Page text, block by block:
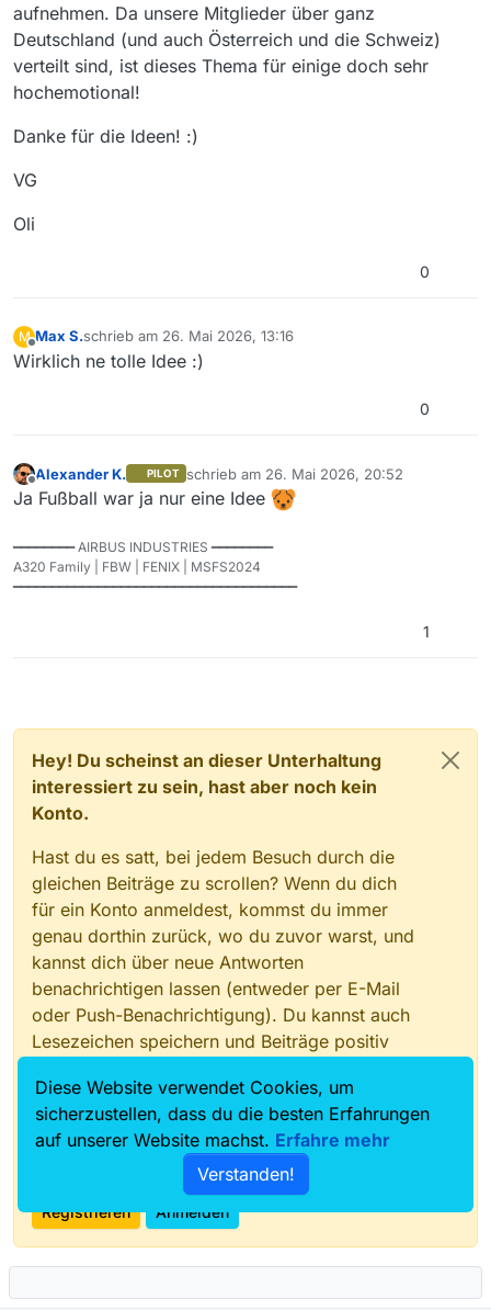
aufnehmen. Da unsere Mitglieder über ganz
Deutschland (und auch Österreich und die Schweiz)
verteilt sind, ist dieses Thema für einige doch sehr
hochemotional!
Danke für die Ideen! :)
VG
Oli
0
M
Offline
Max S.schrieb am 26. Mai 2026, 13:16
zuletzt editiert von
Wirklich ne tolle Idee :)
0
Offline
Alexander K. PILOT schrieb am 26. Mai 2026, 20:52
zuletzt editiert von
Ja Fußball war ja nur eine Idee
━━━━━━━━ AIRBUS INDUSTRIES ━━━━━━━━
A320 Family | FBW | FENIX | MSFS2024
━━━━━━━━━━━━━━━━━━━━━━━━━━━━━━━━━━━━━
1
Hey! Du scheinst an dieser Unterhaltung
interessiert zu sein, hast aber noch kein
Konto.
Hast du es satt, bei jedem Besuch durch die
gleichen Beiträge zu scrollen? Wenn du dich
für ein Konto anmeldest, kommst du immer
genau dorthin zurück, wo du zuvor warst, und
kannst dich über neue Antworten
benachrichtigen lassen (entweder per E-Mail
oder Push-Benachrichtigung). Du kannst auch
Lesezeichen speichern und Beiträge positiv
deine Wertschätzung zu zeigen.
Mit deinem Input könnte dieser Beitrag noch
Registrieren Anmelden
Diese Website verwendet Cookies, um
sicherzustellen, dass du die besten Erfahrungen
auf unserer Website machst. Erfahre mehr
Verstanden!